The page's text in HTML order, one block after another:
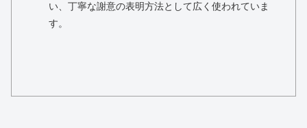
い、丁寧な謝意の表明方法として広く使われていま
す。